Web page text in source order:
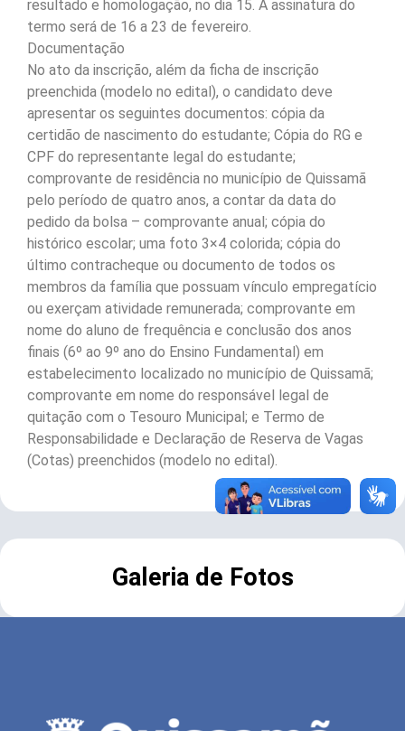
resultado e homologação, no dia 15. A assinatura do
termo será de 16 a 23 de fevereiro.
Documentação
No ato da inscrição, além da ficha de inscrição
preenchida (modelo no edital), o candidato deve
apresentar os seguintes documentos: cópia da
certidão de nascimento do estudante; Cópia do RG e
CPF do representante legal do estudante;
comprovante de residência no município de Quissamã
pelo período de quatro anos, a contar da data do
pedido da bolsa – comprovante anual; cópia do
histórico escolar; uma foto 3×4 colorida; cópia do
último contracheque ou documento de todos os
membros da família que possuam vínculo empregatício
ou exerçam atividade remunerada; comprovante em
nome do aluno de frequência e conclusão dos anos
finais (6º ao 9º ano do Ensino Fundamental) em
estabelecimento localizado no município de Quissamã;
comprovante em nome do responsável legal de
quitação com o Tesouro Municipal; e Termo de
Responsabilidade e Declaração de Reserva de Vagas
(Cotas) preenchidos (modelo no edital).
Galeria de Fotos